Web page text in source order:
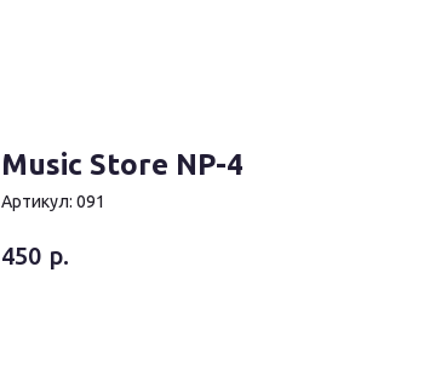
Music Store NP-4
Артикул: 091
450 р.